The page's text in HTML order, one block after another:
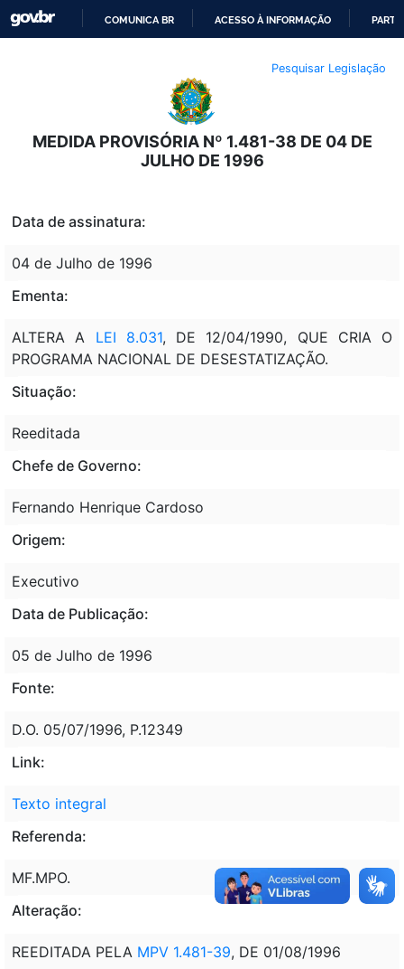
O
CONTEÚDO
COMUNICA BR ACESSO À INFORMAÇÃO
Pesquisar Legislação
MEDIDA PROVISÓRIA Nº 1.481-38 DE 04 DE
JULHO DE 1996
Data de assinatura:
04 de Julho de 1996
Ementa:
ALTERA A LEI 8.031, DE 12/04/1990, QUE CRIA O
PROGRAMA NACIONAL DE DESESTATIZAÇÃO.
Situação:
Reeditada
Chefe de Governo:
Fernando Henrique Cardoso
Origem:
Executivo
Data de Publicação:
05 de Julho de 1996
Fonte:
D.O. 05/07/1996, P.12349
Link:
Texto integral
Referenda:
MF.MPO.
Alteração:
REEDITADA PELA MPV 1.481-39, DE 01/08/1996